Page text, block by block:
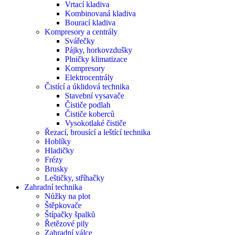
Vrtací kladiva
Kombinovaná kladiva
Bourací kladiva
Kompresory a centrály
Svářečky
Pájky, horkovzdušky
Plničky klimatizace
Kompresory
Elektrocentrály
Čistící a úklidová technika
Stavební vysavače
Čističe podlah
Čističe koberců
Vysokotlaké čističe
Řezací, brousící a leštící technika
Hoblíky
Hladičky
Frézy
Brusky
Leštičky, stříhačky
Zahradní technika
Nůžky na plot
Štěpkovače
Štípačky špalků
Řetězové pily
Zahradní válce